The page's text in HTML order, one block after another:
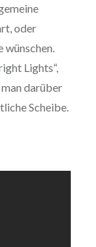
oder
Lights“,
man darüber
Scheibe.